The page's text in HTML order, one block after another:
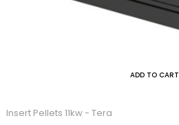
ADD TO CART
Insert Pellets 11kw - Tera